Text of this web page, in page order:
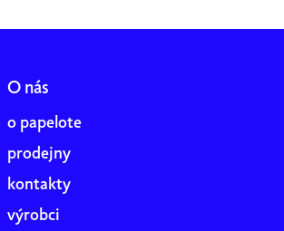
O nás
o papelote
prodejny
kontakty
výrobci